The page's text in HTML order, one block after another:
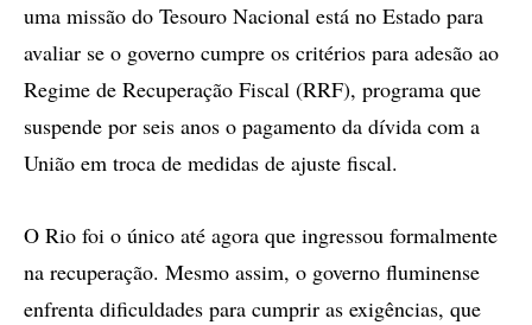
uma missão do Tesouro Nacional está no Estado para
avaliar se o governo cumpre os critérios para adesão ao
Regime de Recuperação Fiscal (RRF), programa que
suspende por seis anos o pagamento da dívida com a
União em troca de medidas de ajuste fiscal.
O Rio foi o único até agora que ingressou formalmente
na recuperação. Mesmo assim, o governo fluminense
enfrenta dificuldades para cumprir as exigências, que